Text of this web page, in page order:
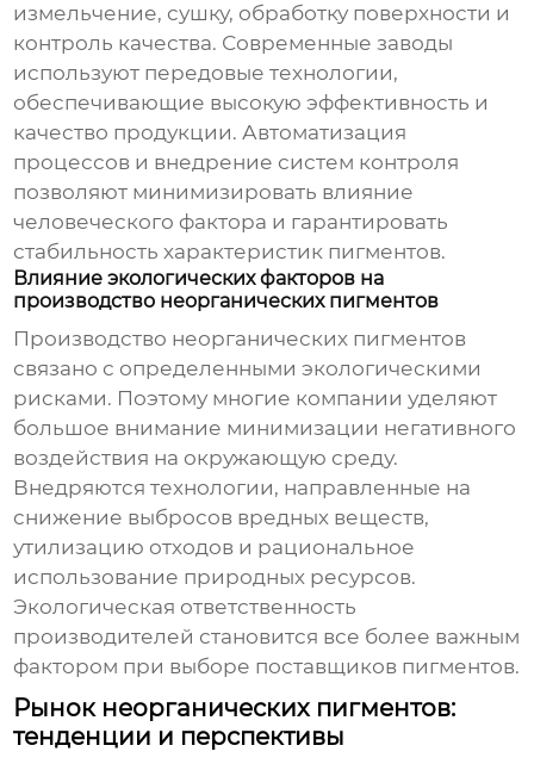
измельчение, сушку, обработку поверхности и
контроль качества. Современные заводы
используют передовые технологии,
обеспечивающие высокую эффективность и
качество продукции. Автоматизация
процессов и внедрение систем контроля
позволяют минимизировать влияние
человеческого фактора и гарантировать
стабильность характеристик пигментов.
Влияние экологических факторов на
производство неорганических пигментов
Производство неорганических пигментов
связано с определенными экологическими
рисками. Поэтому многие компании уделяют
большое внимание минимизации негативного
воздействия на окружающую среду.
Внедряются технологии, направленные на
снижение выбросов вредных веществ,
утилизацию отходов и рациональное
использование природных ресурсов.
Экологическая ответственность
производителей становится все более важным
фактором при выборе поставщиков пигментов.
Рынок неорганических пигментов:
тенденции и перспективы